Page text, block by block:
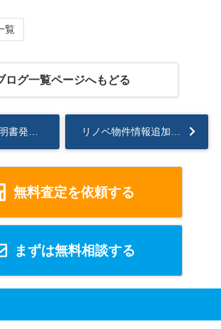
覧
ログ一覧ページへもどる
無料査定を依頼する
まずは無料相談する